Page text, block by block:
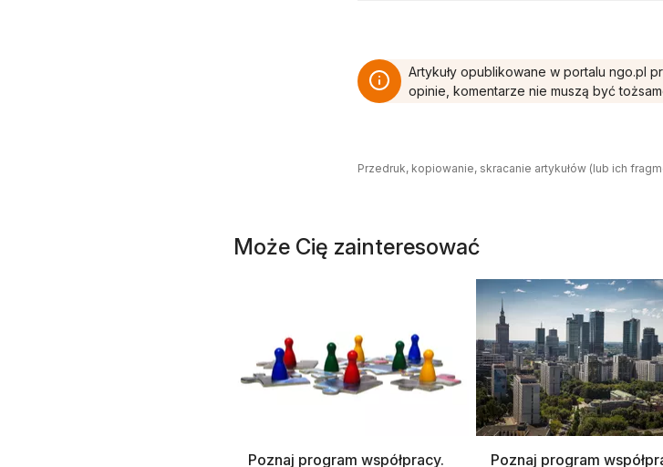
Artykuły opublikowane w portalu ngo.pl
opinie, komentarze nie muszą być
Przedruk, kopiowanie, skracanie artykułów (lub ich
Może Cię zainteresować
Poznaj program współpracy. Poznaj program